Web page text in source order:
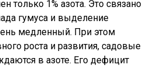
только 1% азота. Это связано
гумуса и выделение
медленный. При этом
роста и развития, садовые
в азоте. Его дефицит